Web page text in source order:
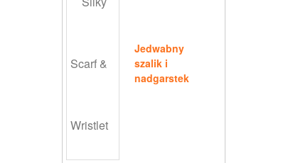
Jedwabny
szalik i
nadgarstek